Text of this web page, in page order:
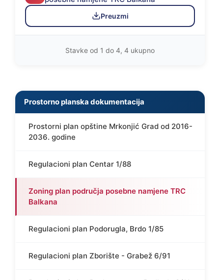
Preuzmi
Stavke od 1 do 4, 4 ukupno
Prostorno planska dokumentacija
Prostorni plan opštine Mrkonjić Grad od 2016-
2036. godine
Regulacioni plan Centar 1/88
Zoning plan područja posebne namjene TRC
Balkana
Regulacioni plan Podorugla, Brdo 1/85
Regulacioni plan Zborište - Grabež 6/91